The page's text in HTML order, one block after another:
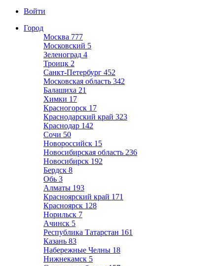
Войти
Город
Москва 777
Московский 5
Зеленоград 4
Троицк 2
Санкт-Петербург 452
Московская область 342
Балашиха 21
Химки 17
Красногорск 17
Краснодарский край 323
Краснодар 142
Сочи 50
Новороссийск 15
Новосибирская область 236
Новосибирск 192
Бердск 8
Обь 3
Алматы 193
Красноярский край 171
Красноярск 128
Норильск 7
Ачинск 5
Республика Татарстан 161
Казань 83
Набережные Челны 18
Нижнекамск 5